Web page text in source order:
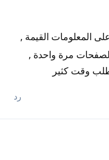
المعلومات القيمة ,
مرة واحدة ,
وقت كثير
رد